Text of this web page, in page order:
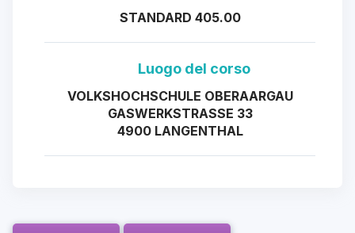
STANDARD 405.00
Luogo del corso
VOLKSHOCHSCHULE OBERAARGAU
GASWERKSTRASSE 33
4900 LANGENTHAL